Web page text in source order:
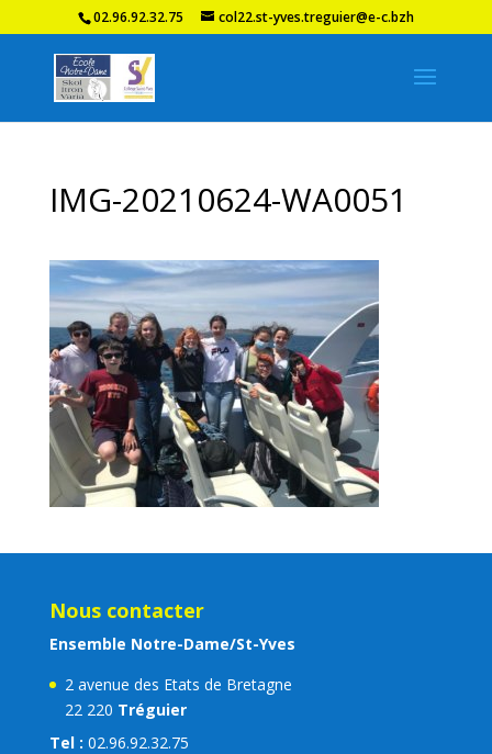
02.96.92.32.75 col22.st-yves.treguier@e-c.bzh
IMG-20210624-WA0051
Nous contacter
Ensemble Notre-Dame/St-Yves
2 avenue des Etats de Bretagne
22 220 Tréguier
Tel : 02.96.92.32.75